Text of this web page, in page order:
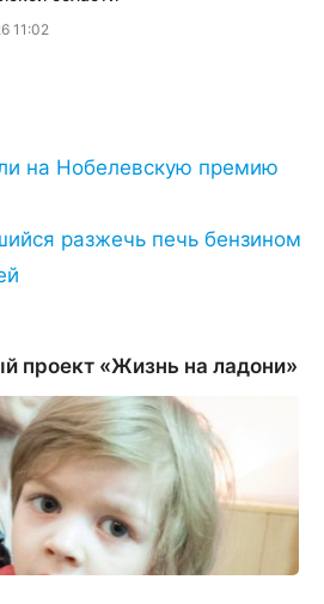
11:02
на Нобелевскую премию
разжечь печь бензином
проект «Жизнь на ладони»